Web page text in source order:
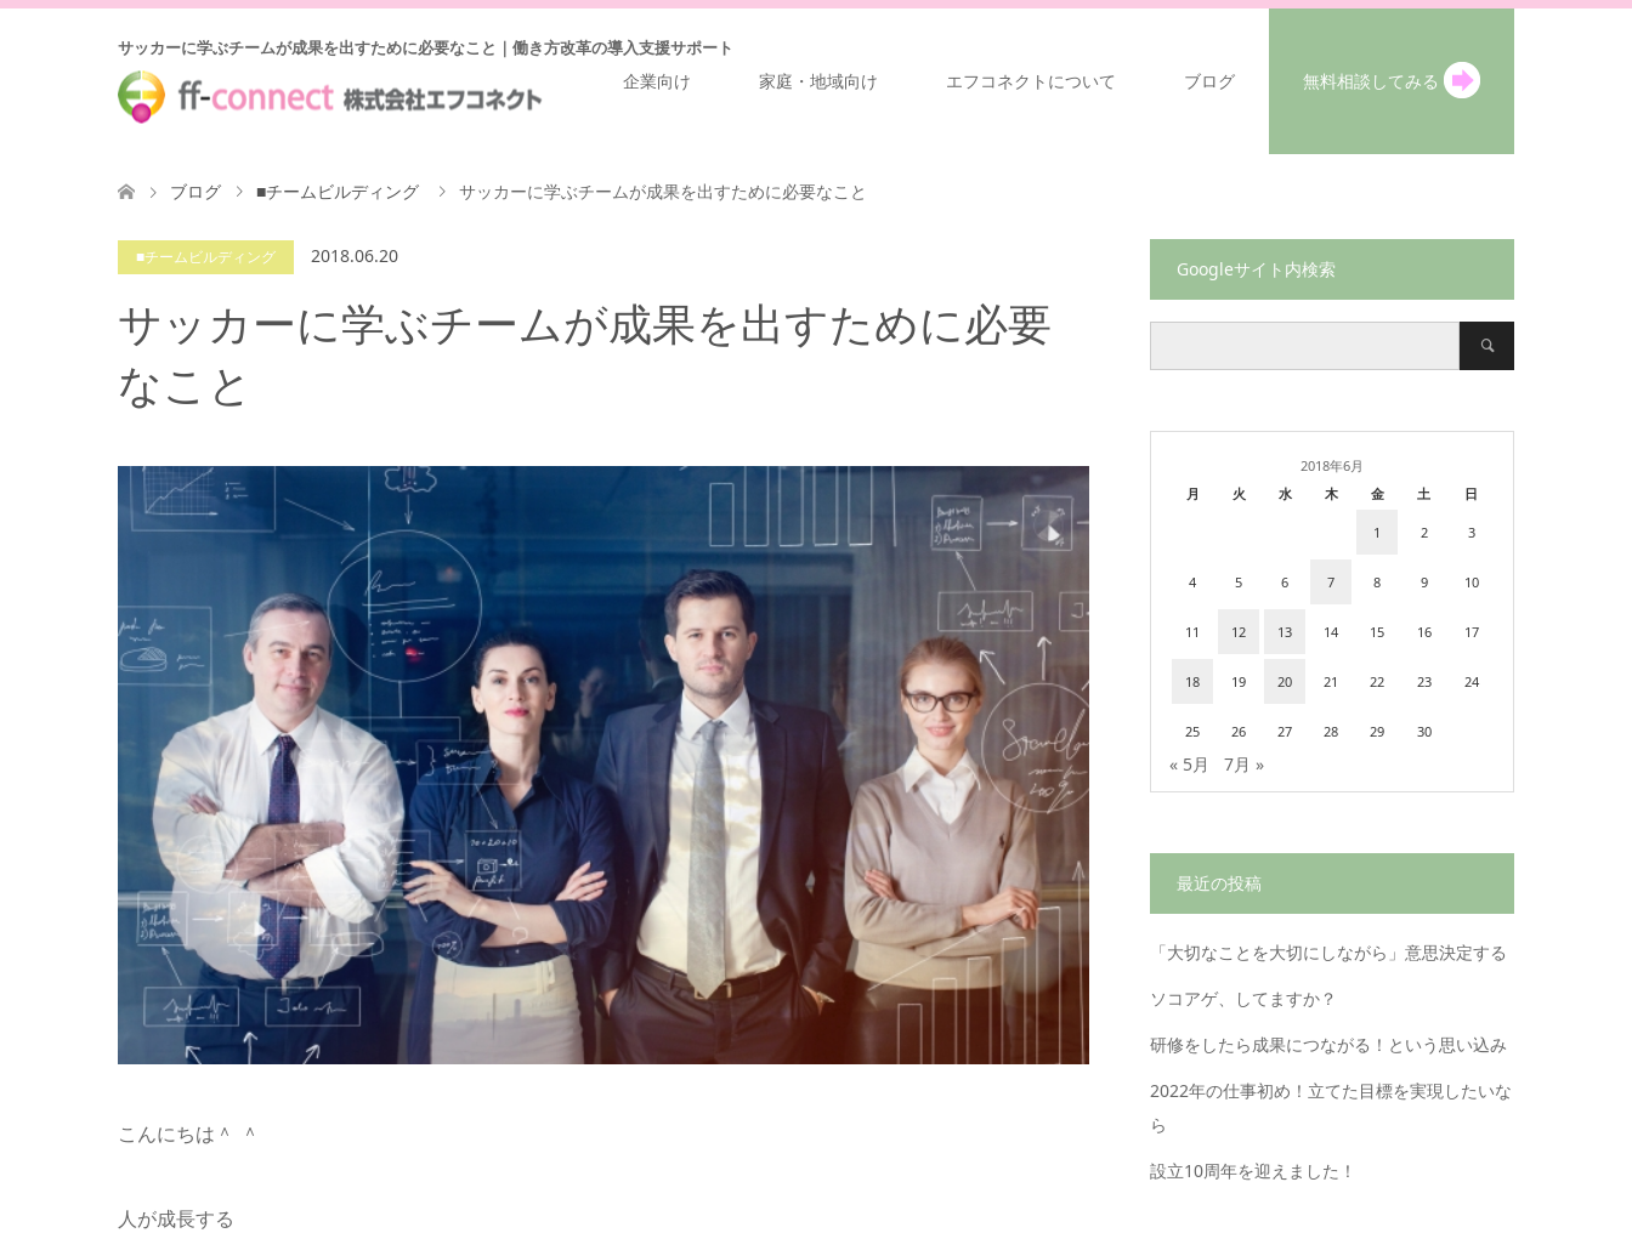
サッカーに学ぶチームが成果を出すために必要なこと｜働き方改革の導入支援サポート
企業向け 家庭・地域向け エフコネクトについて ブログ 無料相談してみる
ブログ ■チームビルディング サッカーに学ぶチームが成果を出すために必要なこと
■チームビルディング 2018.06.20
サッカーに学ぶチームが成果を出すために必要
なこと
こんにちは＾ ＾
人が成長する
Googleサイト内検索
2018年6月
月
火 水 木 金 土 日
1 2 3
4 5 6 7 8 9 10
11 12 13 14 15 16 17
18 19 20 21 22 23 24
25 26 27 28 29 30
« 5月 7月 »
最近の投稿
「大切なことを大切にしながら」意思決定する
ソコアゲ、してますか？
研修をしたら成果につながる！という思い込み
2022年の仕事初め！立てた目標を実現したいな
ら
設立10周年を迎えました！